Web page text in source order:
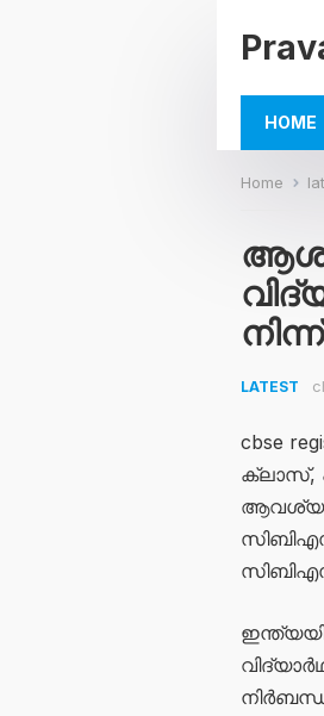
HOME
Home
LATEST
cbse
ക്ലാസ്,